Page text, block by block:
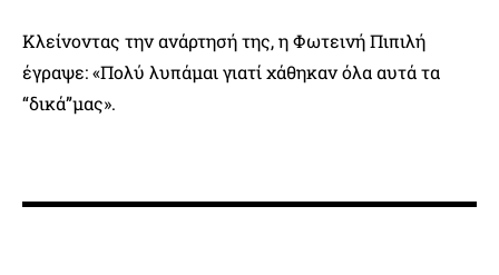
Κλείνοντας την ανάρτησή της, η Φωτεινή Πιπιλή
έγραψε: «Πολύ λυπάμαι γιατί χάθηκαν όλα αυτά τα
“δικά”μας».